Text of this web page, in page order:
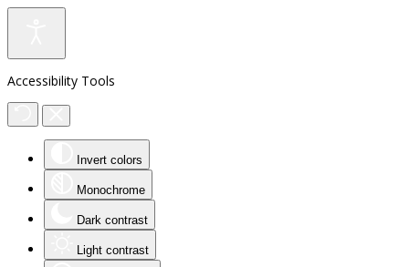
Accessibility Tools
Invert colors
Monochrome
Dark contrast
Light contrast